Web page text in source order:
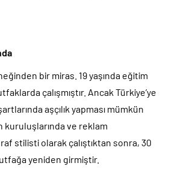
bir miras. 19 yaşında eğitim
çalışmıştır. Ancak Türkiye’ye
aşçılık yapması mümkün
kuruluşlarında ve reklam
stilisti olarak çalıştıktan sonra, 30
yeniden girmiştir.